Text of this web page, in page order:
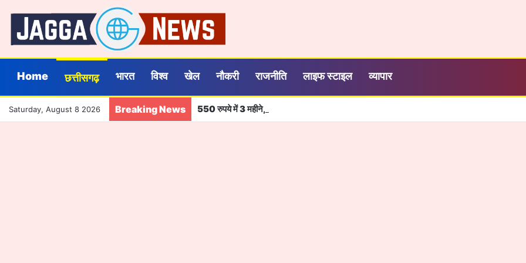
Home छत्तीसगढ़ भारत विश्व खेल नौकरी राजनीति लाइफ स्टाइल व्यापार
Saturday, August 8 2026 Breaking News 550 रुपये में 3 महीने, 2000 रुपये में सालभर मनोरंजन, जियो ने बढ़ाया OTT-Pass का दायरा